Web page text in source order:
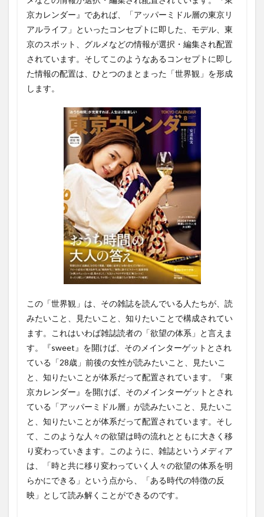
京カレンダー』であれば、「アッパーミドル層の東京リ
アルライフ」といったコンセプトに即した、モデル、東
京のスポット、グルメなどの情報が選択・編集され配置
されています。そしてこのようなあるコンセプトに即し
た情報の配置は、ひとつのまとまった「世界観」を形成
します。
この「世界観」は、その雑誌を読んでいる人たちが、読
みたいこと、見たいこと、知りたいことで構成されてい
ます。これはいわば雑誌読者の「欲望の体系」と言えま
す。『sweet』を開けば、そのメインターゲットとされ
ている「28歳」前後の女性が読みたいこと、見たいこ
と、知りたいことが体系だって配置されています。『東
京カレンダー』を開けば、そのメインターゲットとされ
ている「アッパーミドル層」が読みたいこと、見たいこ
と、知りたいことが体系だって配置されています。そし
て、このような人々の欲望は時の流れとともに大きく移
り変わっていきます。このように、雑誌というメディア
は、「時と共に移り変わっていく人々の欲望の体系を明
らかにできる」という点から、「ある時代の特徴の反
映」として読み解くことができるのです。